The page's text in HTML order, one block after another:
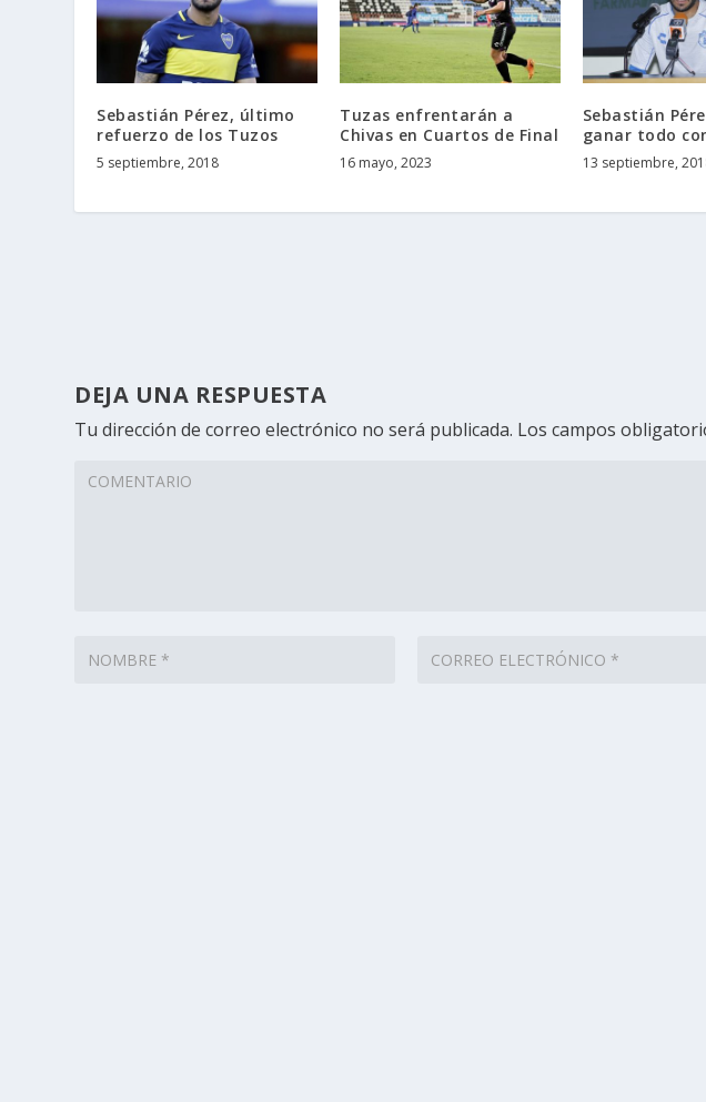
Sebastián Pérez, último
refuerzo de los Tuzos
5 septiembre, 2018
Tuzas enfrentarán a
Chivas en Cuartos de Final
16 mayo, 2023
Sebastián
ganar todo
13 septiembre,
DEJA UNA RESPUESTA
Tu dirección de correo electrónico no será publicada. Los campos